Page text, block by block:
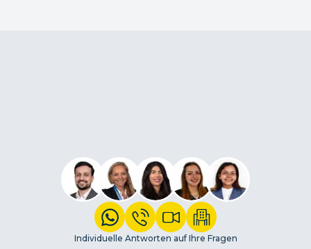
Individuelle Antworten auf Ihre Fragen